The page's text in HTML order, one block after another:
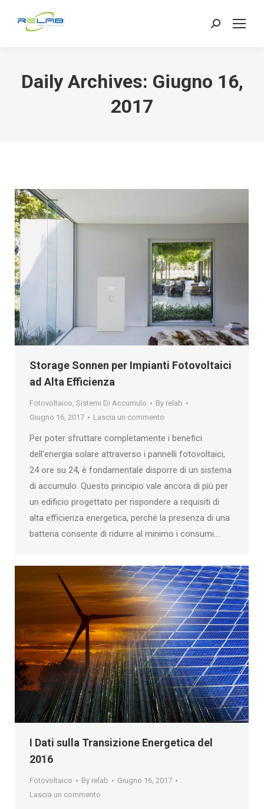
Search:
Daily Archives: Giugno 16,
2017
Storage Sonnen per Impianti Fotovoltaici
ad Alta Efficienza
Fotovoltaico, Sistemi Di Accumulo By relab
Giugno 16, 2017
Lascia un commento
Per poter sfruttare completamente i benefici
dell’energia solare attraverso i pannelli fotovoltaici,
24 ore su 24, è fondamentale disporre di un sistema
di accumulo. Questo principio vale ancora di più per
un edificio progettato per rispondere a requisiti di
alta efficienza energetica, perché la presenza di una
batteria consente di ridurre al minimo i consumi.…
I Dati sulla Transizione Energetica del
2016
Fotovoltaico By relab
Giugno 16, 2017
Lascia un commento